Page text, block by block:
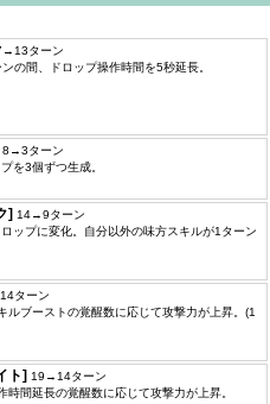
ターン
の間、ドロップ操作時間を5秒延長。
8→3ターン
を3個ずつ生成。
] 14→9ターン
ップに変化。自分以外の味方スキルが1ターン
ターン
ルブーストの覚醒数に応じて攻撃力が上昇。(1
ト] 19→14ターン
時間延長の覚醒数に応じて攻撃力が上昇。